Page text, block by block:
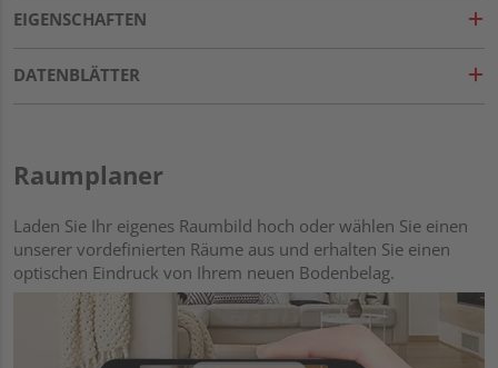
EIGENSCHAFTEN
DATENBLÄTTER
Raumplaner
Laden Sie Ihr eigenes Raumbild hoch oder wählen Sie einen
unserer vordefinierten Räume aus und erhalten Sie einen
optischen Eindruck von Ihrem neuen Bodenbelag.